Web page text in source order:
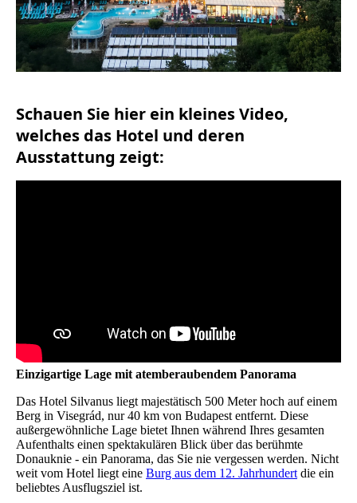
Schauen Sie hier ein kleines Video,
welches das Hotel und deren
Ausstattung zeigt:
Einzigartige Lage mit atemberaubendem Panorama
Das Hotel Silvanus liegt majestätisch 500 Meter hoch auf einem
Berg in Visegrád, nur 40 km von Budapest entfernt. Diese
außergewöhnliche Lage bietet Ihnen während Ihres gesamten
Aufenthalts einen spektakulären Blick über das berühmte
Donauknie - ein Panorama, das Sie nie vergessen werden. Nicht
weit vom Hotel liegt eine Burg aus dem 12. Jahrhundert die ein
beliebtes Ausflugsziel ist.